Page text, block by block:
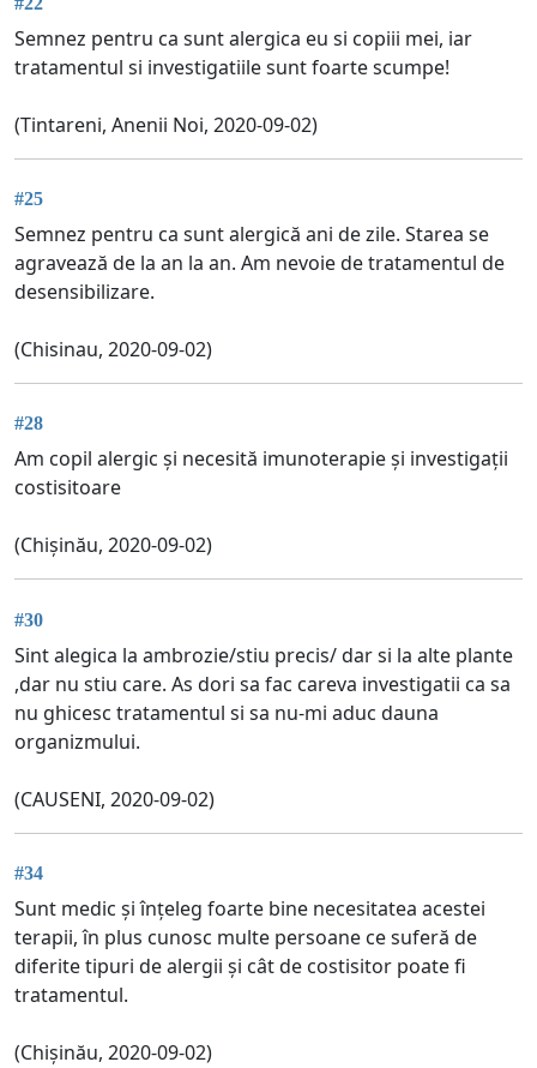
Semnez pentru ca sunt alergica eu si copiii mei, iar
tratamentul si investigatiile sunt foarte scumpe!
(Tintareni, Anenii Noi, 2020-09-02)
#25
Semnez pentru ca sunt alergică ani de zile. Starea se
agravează de la an la an. Am nevoie de tratamentul de
desensibilizare.
(Chisinau, 2020-09-02)
#28
Am copil alergic și necesită imunoterapie și investigații
costisitoare
(Chișinău, 2020-09-02)
#30
Sint alegica la ambrozie/stiu precis/ dar si la alte plante
,dar nu stiu care. As dori sa fac careva investigatii ca sa
nu ghicesc tratamentul si sa nu-mi aduc dauna
organizmului.
(CAUSENI, 2020-09-02)
#34
Sunt medic și înțeleg foarte bine necesitatea acestei
terapii, în plus cunosc multe persoane ce suferă de
diferite tipuri de alergii și cât de costisitor poate fi
tratamentul.
(Chișinău, 2020-09-02)